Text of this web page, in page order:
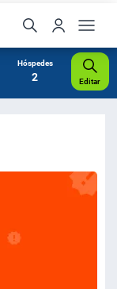
Hóspedes
2 Editar